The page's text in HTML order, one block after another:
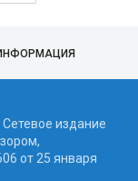
издание
от 25 января